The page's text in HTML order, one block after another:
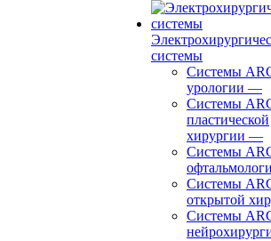
системы
Системы
урологии —
Системы
пластической
хирургии —
Системы
Системы
открытой
Системы